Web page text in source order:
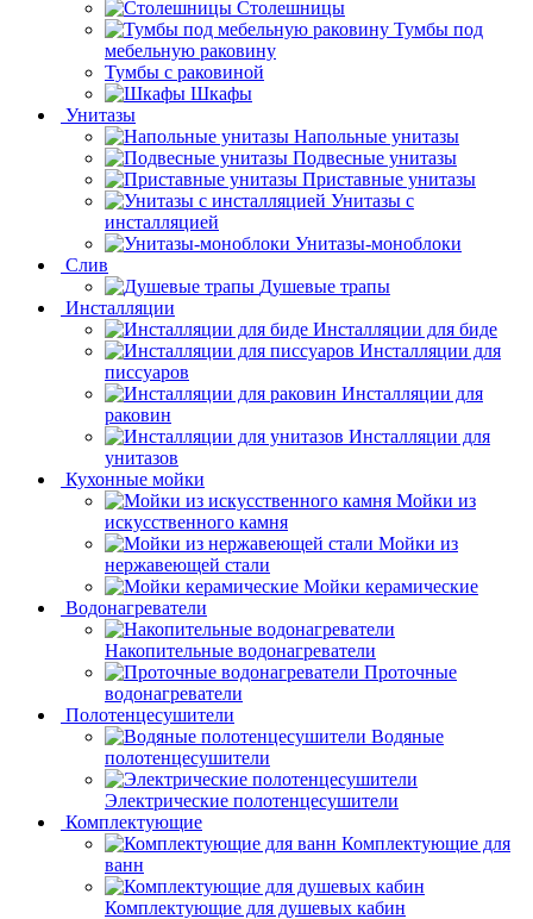
Столешницы
Тумбы под
мебельную раковину
Тумбы с раковиной
Шкафы
Унитазы
Напольные унитазы
Подвесные унитазы
Приставные унитазы
Унитазы с
инсталляцией
Унитазы-моноблоки
Слив
Душевые трапы
Инсталляции
Инсталляции для биде
Инсталляции для
писсуаров
Инсталляции для
раковин
Инсталляции для
унитазов
Кухонные мойки
Мойки из
искусственного камня
Мойки из
нержавеющей стали
Мойки керамические
Водонагреватели
Накопительные водонагреватели
Проточные
водонагреватели
Полотенцесушители
Водяные
полотенцесушители
Электрические полотенцесушители
Комплектующие
Комплектующие для
ванн
Комплектующие для душевых кабин